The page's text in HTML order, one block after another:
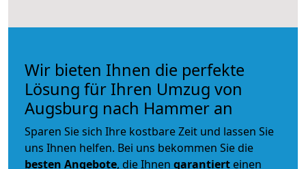
Wir bieten Ihnen die perfekte
Lösung für Ihren Umzug von
Augsburg nach Hammer an
Sparen Sie sich Ihre kostbare Zeit und lassen Sie
uns Ihnen helfen. Bei uns bekommen Sie die
besten Angebote, die Ihnen garantiert einen